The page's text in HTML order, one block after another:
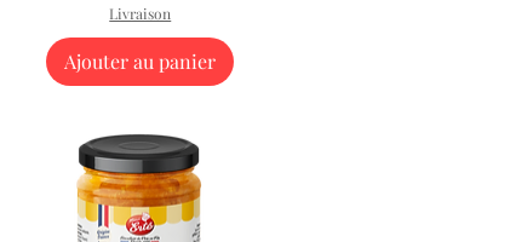
Livraison
Ajouter au panier